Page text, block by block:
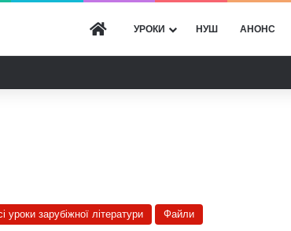
ГОЛОВНА
УРОКИ НУШ АНОНС
уроки зарубіжної літератури Файли